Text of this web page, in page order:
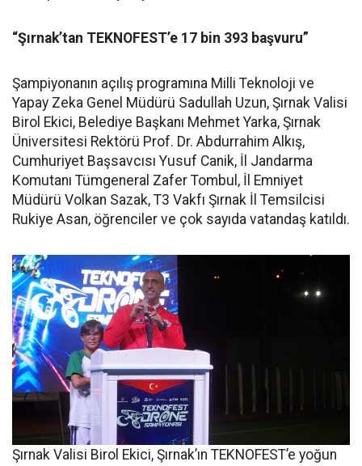
“Şırnak’tan TEKNOFEST’e 17 bin 393 başvuru”
Şampiyonanın açılış programına Milli Teknoloji ve
Yapay Zeka Genel Müdürü Sadullah Uzun, Şırnak Valisi
Birol Ekici, Belediye Başkanı Mehmet Yarka, Şırnak
Üniversitesi Rektörü Prof. Dr. Abdurrahim Alkış,
Cumhuriyet Başsavcısı Yusuf Canik, İl Jandarma
Komutanı Tümgeneral Zafer Tombul, İl Emniyet
Müdürü Volkan Sazak, T3 Vakfı Şırnak İl Temsilcisi
Rukiye Asan, öğrenciler ve çok sayıda vatandaş katıldı.
Şırnak Valisi Birol Ekici, Şırnak’ın TEKNOFEST’e yoğun